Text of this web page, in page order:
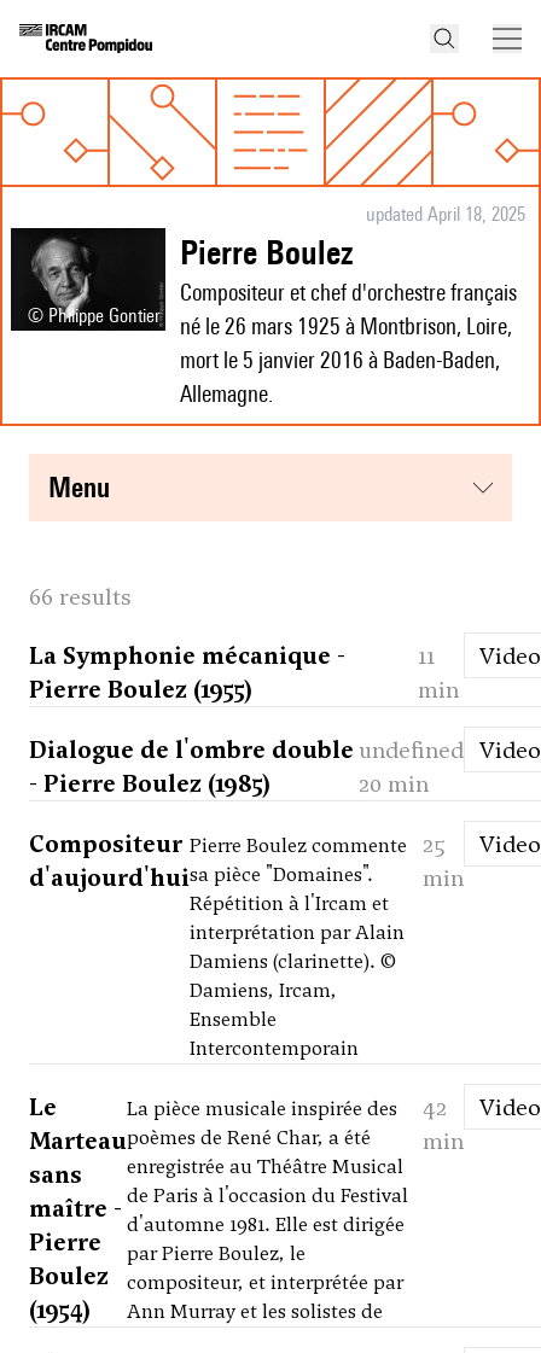
© Philippe Gontier
updated April 18, 2025
Pierre Boulez
Compositeur et chef d'orchestre français
né le 26 mars 1925 à Montbrison, Loire,
mort le 5 janvier 2016 à Baden-Baden,
Allemagne.
menu
66 results
La Symphonie mécanique -
Pierre Boulez (1955)
11
min
Video
Dialogue de l'ombre double
- Pierre Boulez (1985)
undefined
20 min
Video
Compositeur
d'aujourd'hui
Pierre Boulez commente
sa pièce "Domaines".
Répétition à l'Ircam et
interprétation par Alain
Damiens (clarinette). ©
Damiens, Ircam,
Ensemble
Intercontemporain
25
min
Video
Le
Marteau
sans
maître -
Pierre
Boulez
(1954)
La pièce musicale inspirée des
poèmes de René Char, a été
enregistrée au Théâtre Musical
de Paris à l'occasion du Festival
d'automne 1981. Elle est dirigée
par Pierre Boulez, le
compositeur, et interprétée par
Ann Murray et les solistes de
42
min
Video